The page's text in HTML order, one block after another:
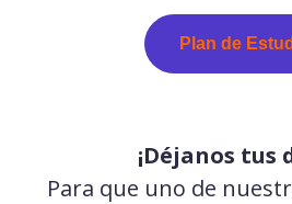
Plan de
¡Déjanos tus
Para que uno de